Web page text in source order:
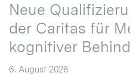
Neue
der Caritas für
kognitiver
6. August 2026